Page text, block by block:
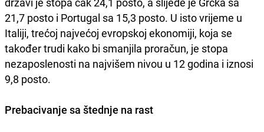
21,7 posto i Portugal sa 15,3 posto. U isto vrijeme u
Italiji, trećoj najvećoj evropskoj ekonomiji, koja se
također trudi kako bi smanjila proračun, je stopa
nezaposlenosti na najvišem nivou u 12 godina i iznosi
9,8 posto.
Prebacivanje sa štednje na rast